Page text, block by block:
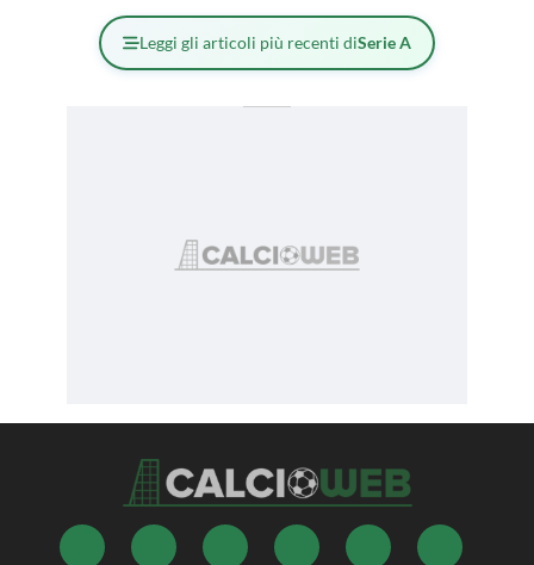
Leggi gli articoli più recenti diSerie A